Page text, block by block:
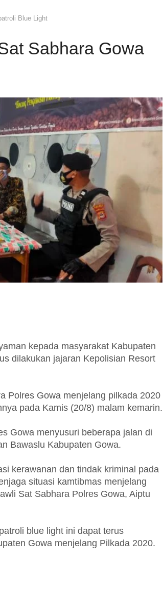
Blue Light
Sabhara Gowa
kepada masyarakat Kabupaten
dilakukan jajaran Kepolisian Resort
Polres Gowa menjelang pilkada 2020
pada Kamis (20/8) malam kemarin.
Gowa menyusuri beberapa jalan di
Bawaslu Kabupaten Gowa.
kerawanan dan tindak kriminal pada
situasi kamtibmas menjelang
Sat Sabhara Polres Gowa, Aiptu
blue light ini dapat terus
Gowa menjelang Pilkada 2020.